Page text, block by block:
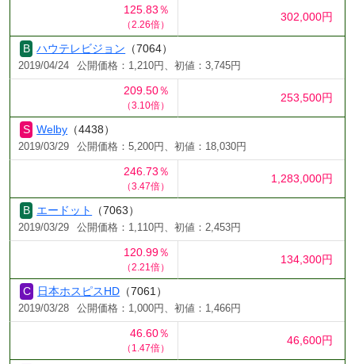
125.83％
（2.26倍）
302,000円
ハウテレビジョン （7064）
2019/04/24 公開価格：1,210円、初値：3,745円
209.50％
（3.10倍）
253,500円
Welby （4438）
2019/03/29 公開価格：5,200円、初値：18,030円
246.73％
（3.47倍）
1,283,000円
エードット （7063）
2019/03/29 公開価格：1,110円、初値：2,453円
120.99％
（2.21倍）
134,300円
日本ホスピスHD （7061）
2019/03/28 公開価格：1,000円、初値：1,466円
46.60％
（1.47倍）
46,600円